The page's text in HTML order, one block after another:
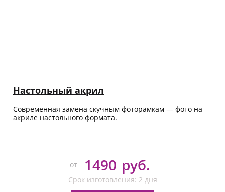
Настольный акрил
Современная замена скучным фоторамкам — фото на
акриле настольного формата.
от 1490 руб.
Срок изготовления: 2 дня